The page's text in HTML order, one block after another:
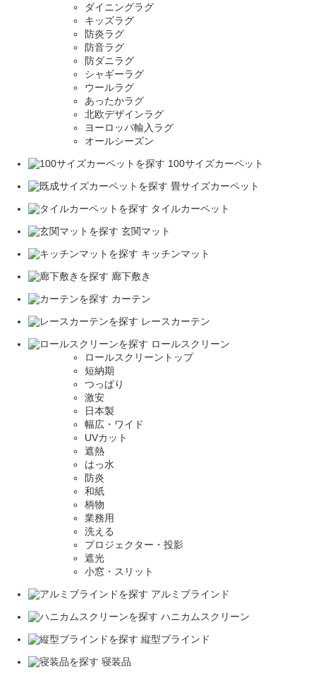
ダイニングラグ
キッズラグ
防炎ラグ
防音ラグ
防ダニラグ
シャギーラグ
ウールラグ
あったかラグ
北欧デザインラグ
ヨーロッパ輸入ラグ
オールシーズン
100サイズカーペット
畳サイズカーペット
タイルカーペット
玄関マット
キッチンマット
廊下敷き
カーテン
レースカーテン
ロールスクリーン
ロールスクリーントップ
短納期
つっぱり
激安
日本製
幅広・ワイド
UVカット
遮熱
はっ水
防炎
和紙
柄物
業務用
洗える
プロジェクター・投影
遮光
小窓・スリット
アルミブラインド
ハニカムスクリーン
縦型ブラインド
寝装品